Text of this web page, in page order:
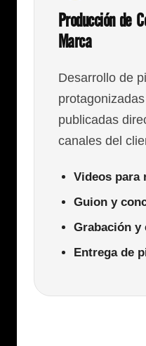
Producción de
Marca
Desarrollo de
publicadas
canales del
Videos para
Guion y
Grabación y
Entrega de